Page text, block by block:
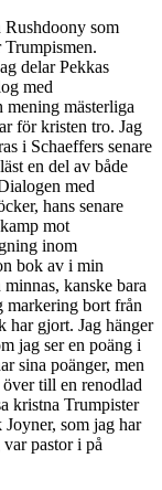
som
delar Pekkas
med
mästerliga
för kristen tro. Jag
i Schaeffers senare
en del av både
med
hans senare
mot
inom
bok av i min
kanske bara
markering bort från
har gjort. Jag hänger
jag ser en poäng i
sina poänger, men
till en renodlad
kristna Trumpister
som jag har
pastor i på